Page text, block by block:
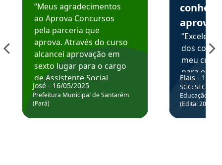
“Meus agradecimentos
ao Aprova Concursos
pela parceria que
aprova. Através do curso
alcancei aprovação em
sexto lugar para o cargo
de Assistente Social.
Hoje estou atuando na
Prefeitura de Santarém.
José - 16/05/2025
Prefeitura Municipal de Santarém
(Pará)
aprova
dos
meu
para
colocar
através
de
Elais - 15/
SGC: SEC BA
Educação
(Edital